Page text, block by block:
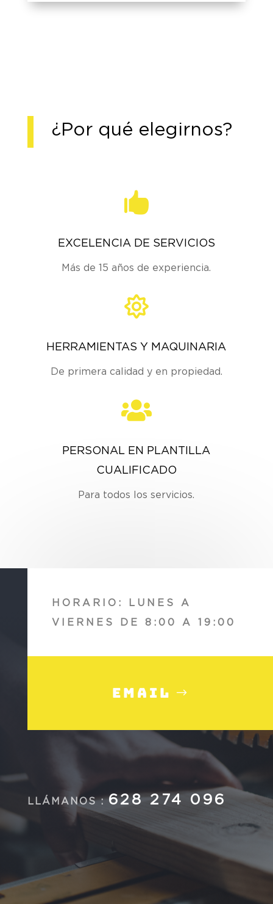
¿Por qué elegirnos?

EXCELENCIA DE SERVICIOS
Más de 15 años de experiencia.

HERRAMIENTAS Y MAQUINARIA
De primera calidad y en propiedad.

PERSONAL EN PLANTILLA
CUALIFICADO
Para todos los servicios.
HORARIO: LUNES A
VIERNES DE 8:00 A 19:00
Email
LLÁMANOS :628 274 096